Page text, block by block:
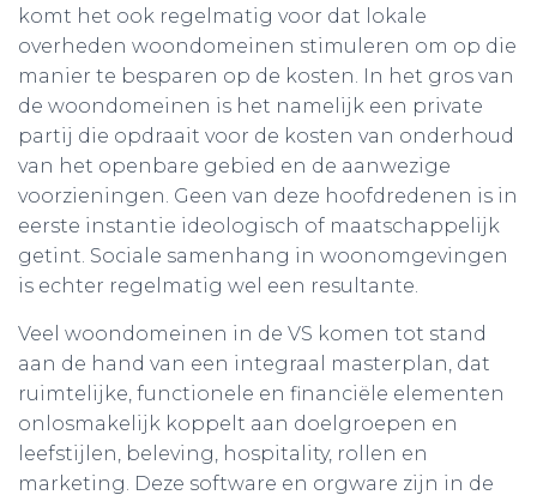
komt het ook regelmatig voor dat lokale
overheden woondomeinen stimuleren om op die
manier te besparen op de kosten. In het gros van
de woondomeinen is het namelijk een private
partij die opdraait voor de kosten van onderhoud
van het openbare gebied en de aanwezige
voorzieningen. Geen van deze hoofdredenen is in
eerste instantie ideologisch of maatschappelijk
getint. Sociale samenhang in woonomgevingen
is echter regelmatig wel een resultante.
Veel woondomeinen in de VS komen tot stand
aan de hand van een integraal masterplan, dat
ruimtelijke, functionele en financiële elementen
onlosmakelijk koppelt aan doelgroepen en
leefstijlen, beleving, hospitality, rollen en
marketing. Deze software en orgware zijn in de